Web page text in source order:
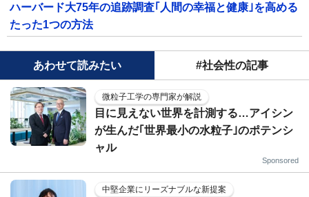
ハーバード大75年の追跡調査｢人間の幸福と健康｣を高める
たった1つの方法
あわせて読みたい #社会性の記事
微粒子工学の専門家が解説
目に見えない世界を計測する…アイシン
が生んだ｢世界最小の水粒子｣のポテンシ
ャル
Sponsored
中堅企業にリーズナブルな新提案